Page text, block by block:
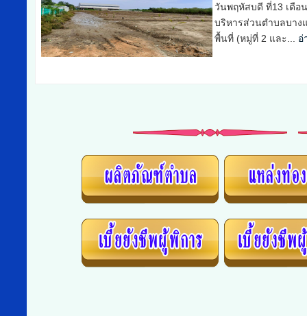
วันพุธ ที่12 เดือนพฤศ
บริหารส่วนตำบลบาง
พื้นที่ (หมู่ที่ 6, 8 และ